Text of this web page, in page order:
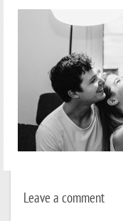
Leave a comment